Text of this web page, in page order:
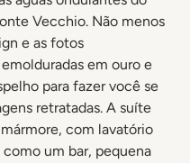
Vecchio. Não menos
e as fotos
em ouro e
para fazer você se
retratadas. A suíte
com lavatório
um bar, pequena